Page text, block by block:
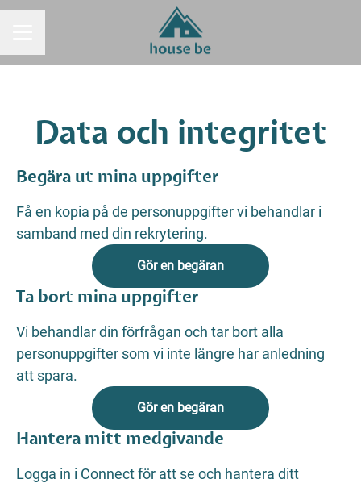
Data och integritet
Begära ut mina uppgifter
Få en kopia på de personuppgifter vi behandlar i
samband med din rekrytering.
Gör en begäran
Ta bort mina uppgifter
Vi behandlar din förfrågan och tar bort alla
personuppgifter som vi inte längre har anledning
att spara.
Gör en begäran
Hantera mitt medgivande
Logga in i Connect för att se och hantera ditt